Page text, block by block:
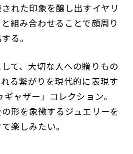
れた印象を醸し出すイヤリ
組み合わせることで顔周り
る。
て、大切な人への贈りもの
る繋がりを現代的に表現す
ャザー」コレクション。
形を象徴するジュエリーを
楽しみたい。